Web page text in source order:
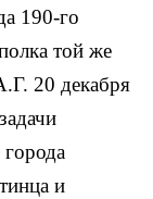
190-го
той же
20 декабря
и